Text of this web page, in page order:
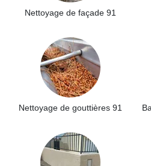
Nettoyage de façade 91
Nettoyage de gouttières 91